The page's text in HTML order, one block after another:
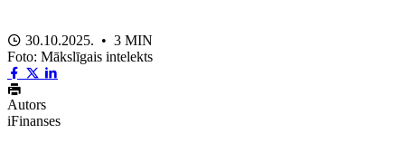
30.10.2025. • 3 MIN
Foto: Mākslīgais intelekts
Autors
iFinanses